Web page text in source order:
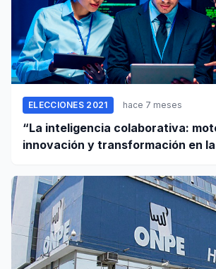
ELECCIONES 2021 hace 7 meses
“La inteligencia colaborativa:
innovación y transformación en